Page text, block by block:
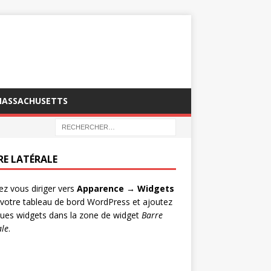
LATÉRALE
vous diriger vers Apparence → Widgets
tableau de bord WordPress et ajoutez
widgets dans la zone de widget Barre
.